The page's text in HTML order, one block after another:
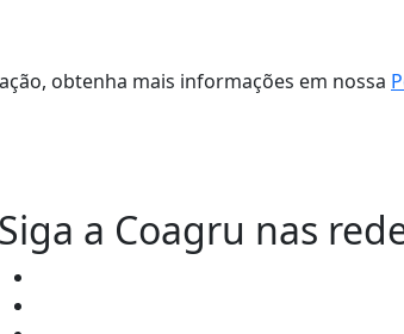
obtenha mais informações em nossa
Siga a Coagru nas